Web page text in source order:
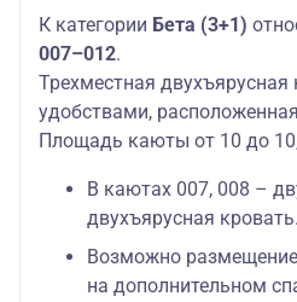
К категории Бета (3+1)
007–012.
Трехместная
удобствами,
Площадь каюты от 10 до
В каютах 007, 008 –
двухъярусная кровать.
Возможно размещение
на дополнительном